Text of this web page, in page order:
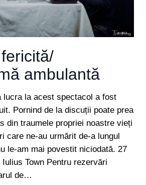
ambulantă
lucra la acest spectacol a fost
Pornind de la discuții poate prea
din traumele propriei noastre vieți
care ne-au urmărit de-a lungul
le-am mai povestit niciodată. 27
Town Pentru rezervări
de…